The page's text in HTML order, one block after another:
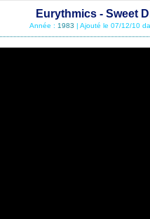
Eurythmics - Sweet
Année : 1983 | Ajouté le 07/12/10